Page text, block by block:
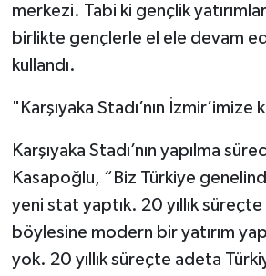
merkezi. Tabi ki gençlik
birlikte gençlerle el ele devam
kullandı.
"Karşıyaka Stadı’nın İzmir’imize
Karşıyaka Stadı’nın yapılma
Kasapoğlu, “Biz Türkiye
yeni stat yaptık. 20 yıllık
böylesine modern bir yatırım
yok. 20 yıllık süreçte adeta